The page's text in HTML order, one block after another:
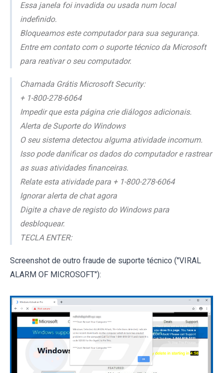
Essa janela foi invadida ou usada num local
indefinido.
Bloqueamos este computador para sua segurança.
Entre em contato com o suporte técnico da Microsoft
para reativar o seu computador.
Chamada Grátis Microsoft Security:
+ 1-800-278-6064
Impedir que esta página crie diálogos adicionais.
Alerta de Suporte do Windows
O seu sistema detectou alguma atividade incomum.
Isso pode danificar os dados do computador e rastrear
as suas atividades financeiras.
Relate esta atividade para + 1-800-278-6064
Ignorar alerta de chat agora
Digite a chave de registo do Windows para
desbloquear.
TECLA ENTER:
Screenshot de outro fraude de suporte técnico ("VIRAL
ALARM OF MICROSOFT"):